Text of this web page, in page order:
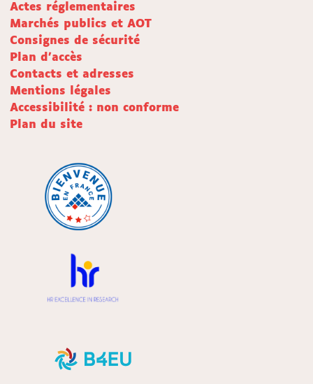
Actes réglementaires
Marchés publics et AOT
Consignes de sécurité
Plan d'accès
Contacts et adresses
Mentions légales
Accessibilité : non conforme
Plan du site